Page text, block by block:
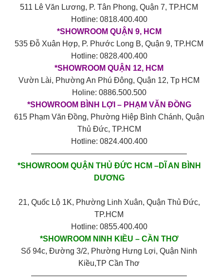
511 Lê Văn Lương, P. Tân Phong, Quận 7, TP.HCM
Hotline: 0818.400.400
*SHOWROOM QUẬN 9, HCM
535 Đỗ Xuân Hợp, P. Phước Long B, Quận 9, TP.HCM
Hotline: 0828.400.400
*SHOWROOM QUẬN 12, HCM
Vườn Lài, Phường An Phú Đông, Quận 12, Tp HCM
Holine: 0886.500.500
*SHOWROOM BÌNH LỢI – PHẠM VĂN ĐỒNG
615 Phạm Văn Đồng, Phường Hiệp Bình Chánh, Quận
Thủ Đức, TP.HCM
Hotline: 0824.400.400
————————————————————
*SHOWROOM QUẬN THỦ ĐỨC HCM –DĨ AN BÌNH
DƯƠNG
21, Quốc Lộ 1K, Phường Linh Xuân, Quận Thủ Đức,
TP.HCM
Hotline: 0855.400.400
*SHOWROOM NINH KIỀU – CẦN THƠ
Số 94c, Đường 3/2, Phường Hưng Lợi, Quận Ninh
Kiều,TP Cần Thơ
————————————————————